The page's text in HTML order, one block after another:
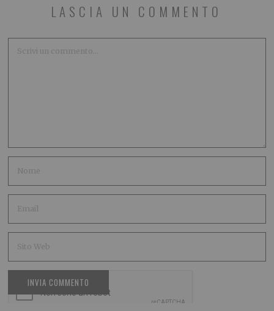
LASCIA UN COMMENTO